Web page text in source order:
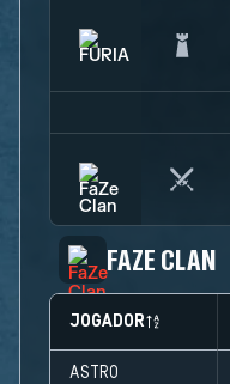
FAZE CLAN
JOGADOR
ASTRO